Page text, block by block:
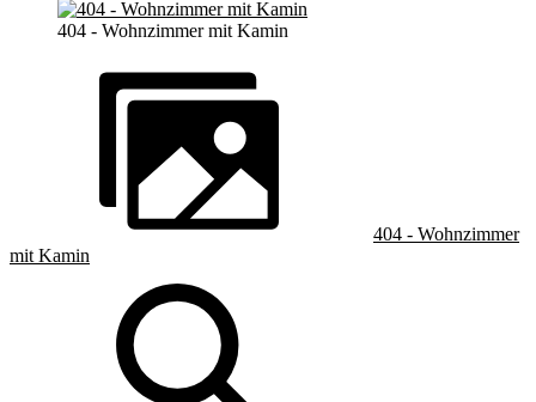
404 - Wohnzimmer mit Kamin
404 - Wohnzimmer
mit Kamin